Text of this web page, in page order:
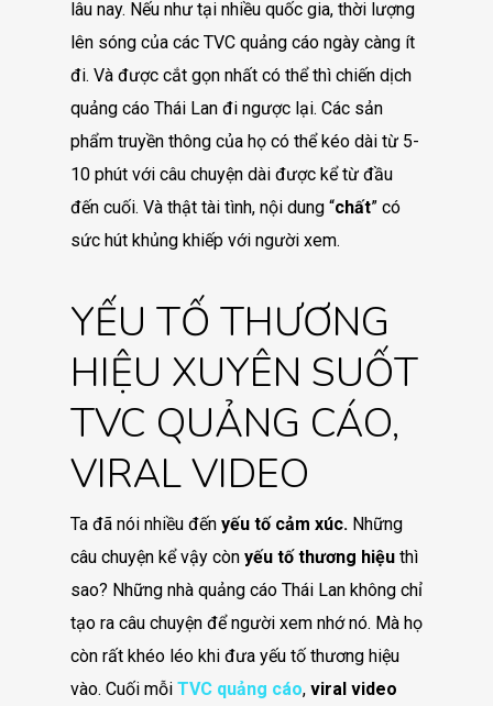
lâu nay. Nếu như tại nhiều quốc gia, thời lượng
lên sóng của các TVC quảng cáo ngày càng ít
đi. Và được cắt gọn nhất có thể thì chiến dịch
quảng cáo Thái Lan đi ngược lại. Các sản
phẩm truyền thông của họ có thể kéo dài từ 5-
10 phút với câu chuyện dài được kể từ đầu
đến cuối. Và thật tài tình, nội dung “chất” có
sức hút khủng khiếp với người xem.
YẾU TỐ THƯƠNG
HIỆU XUYÊN SUỐT
TVC QUẢNG CÁO,
VIRAL VIDEO
Ta đã nói nhiều đến yếu tố cảm xúc. Những
câu chuyện kể vậy còn yếu tố thương hiệu thì
sao? Những nhà quảng cáo Thái Lan không chỉ
tạo ra câu chuyện để người xem nhớ nó. Mà họ
còn rất khéo léo khi đưa yếu tố thương hiệu
vào. Cuối mỗi TVC quảng cáo, viral video